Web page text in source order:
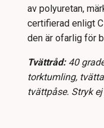
av polyuretan,
certifierad enligt
den är ofarlig för
Tvättråd:40
torktumling,
tvättpåse. Stryk